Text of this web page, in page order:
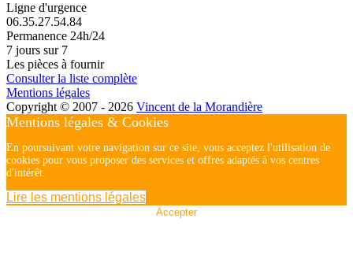
Ligne d'urgence
06.35.27.54.84
Permanence 24h/24
7 jours sur 7
Les pièces à fournir
Consulter la liste complète
Mentions légales
Copyright © 2007 - 2026 Vincent de la Morandière
Mentions légales & Cookies
En poursuivant votre navigation sur ce site, vous acceptez l'utilisation de
cookies pour vous proposer des services et offres adaptés à vos centres
d'intérêt.
Lire les mentions légales
Accepter